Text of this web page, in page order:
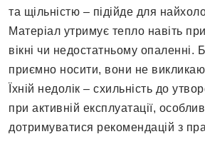
та щільністю – підійде для
Матеріал утримує тепло навіть
вікні чи недостатньому опаленні.
приємно носити, вони не
Їхній недолік – схильність до
при активній експлуатації,
дотримуватися рекомендацій з